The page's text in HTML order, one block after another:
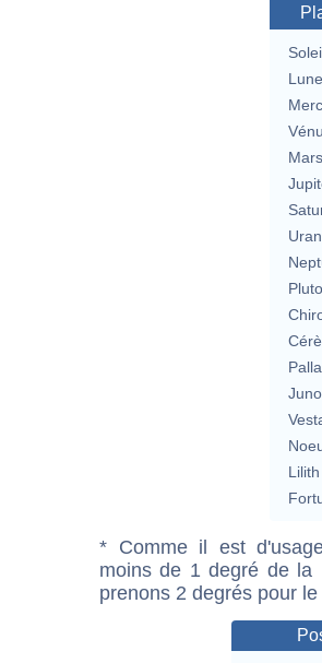
Lune
Mars
Lilith
* Comme il est
moins de 1 degré de la
prenons 2 degrés pour